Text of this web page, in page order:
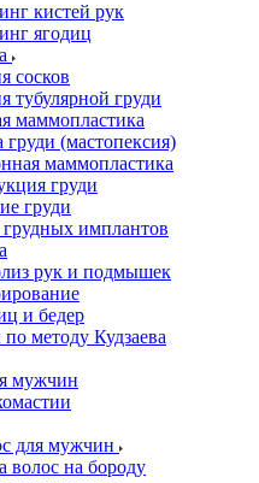
кистей рук
ягодиц
сосков
тубулярной груди
маммопластика
(мастопексия)
маммопластика
груди
груди
грудных имплантов
рук и подмышек
и бедер
методу Кудзаева
мужчин
для мужчин
волос на бороду